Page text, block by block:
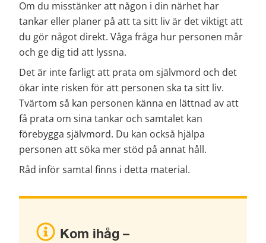
Om du misstänker att någon i din närhet har
tankar eller planer på att ta sitt liv är det viktigt att
du gör något direkt. Våga fråga hur personen mår
och ge dig tid att lyssna.
Det är inte farligt att prata om självmord och det
ökar inte risken för att personen ska ta sitt liv.
Tvärtom så kan personen känna en lättnad av att
få prata om sina tankar och samtalet kan
förebygga självmord. Du kan också hjälpa
personen att söka mer stöd på annat håll.
Råd inför samtal finns i detta material.
Kom ihåg –